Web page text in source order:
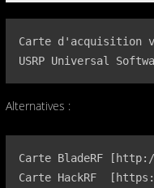
Carte d'acquisition
USRP Universal
Alternatives :
Carte BladeRF
Carte HackRF